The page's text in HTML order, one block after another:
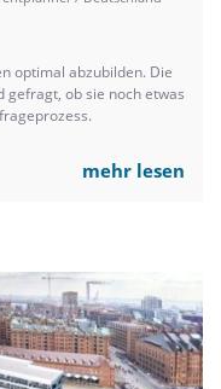
optimal abzubilden. Die
gefragt, ob sie noch etwas
mehr lesen